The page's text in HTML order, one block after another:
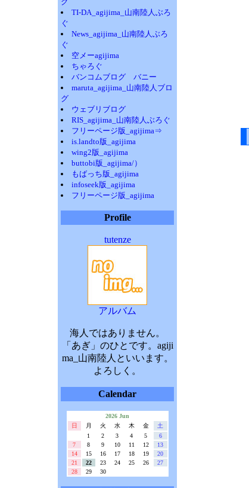
TI-DA_agijima_山南陸人ぶろ
ぐ
News_agijima_山南陸人ぶろ
ぐ
空メーagijima
ちゃろぐ
バンコムブログ バニー
maruta_agijima_山南陸人ブロ
グ
ウェブリブログ
RIS_agijima_山南陸人ぶろぐ
フリーページ版_agijima⇒
is.landto版_agijima
wing2版_agijima
buttobi版_agijima/）
もばっち版_agijima
infoseek版_agijima
フリーページ版_agijima
Profile
tutenze
アルバム
海人ではありません。
「あぎ」のひとです。agiji
ma_山南陸人といいます。
よろしく。
Calendar
2026 Jun
日
月 火 水 木 金
土
1
2 3 4 5
6
7
8 9 10 11 12
13
14
15 16 17 18 19
20
21
22 23 24 25 26
27
28
29 30